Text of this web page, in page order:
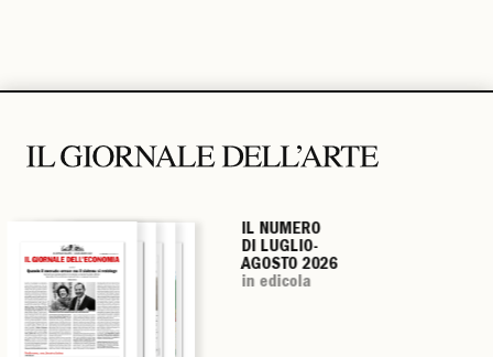
IL NUMERO
DI LUGLIO-
AGOSTO 2026
in edicola
IL NUMERO
DI LUGLIO-
AGOSTO 2026
in edicola
IL NUMERO
DI LUGLIO-
AGOSTO 2026
in edicola
IL NUMERO
DI LUGLIO-
AGOSTO 2026
in edicola